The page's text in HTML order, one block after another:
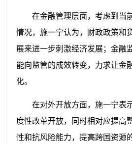
在金融管理层面，考虑到当
情况，施一宁认为，财政政策和
展来进一步刺激经济发展；金融
能向监管的成效转变，力求让金
化。
在对外开放方面，施一宁表
度性改革开放，同时相对应提高
性和抗风险能力，提高跨国资源